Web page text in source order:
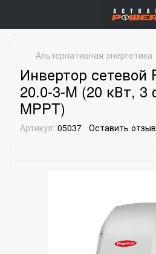
Альтернативная энергетика
Инвертор сетевой
20.0-3-M (20 кВт,
MPPT)
Артикул: 05037 Оставить отзыв